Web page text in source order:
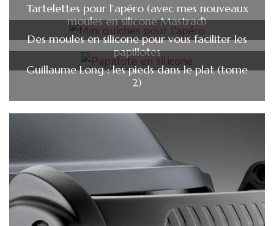
Tartelettes pour l’apéro (avec mes nouveaux
moules en silicone Mastrad)
Des moules en silicone pour vous faciliter les
papillotes
Guillaume Long : les pieds dans le plat (tome
2)